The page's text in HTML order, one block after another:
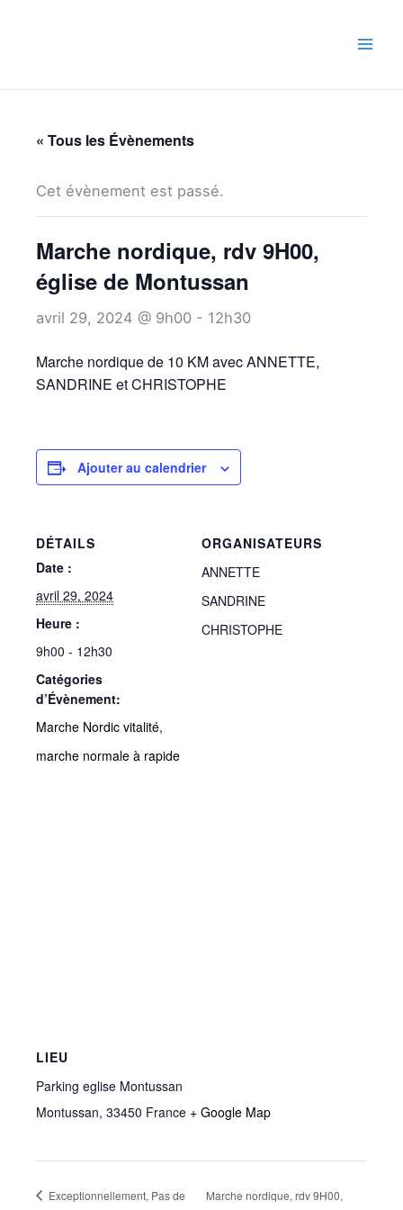
« Tous les Évènements
Cet évènement est passé.
Marche nordique, rdv 9H00,
église de Montussan
avril 29, 2024 @ 9h00 - 12h30
Marche nordique de 10 KM avec ANNETTE,
SANDRINE et CHRISTOPHE
Ajouter au calendrier
DÉTAILS
Date :
avril 29, 2024
Heure :
9h00 - 12h30
Catégories
d’Évènement:
Marche Nordic vitalité,
marche normale à rapide
ORGANISATEURS
ANNETTE
SANDRINE
CHRISTOPHE
LIEU
Parking eglise Montussan
Montussan, 33450 France + Google Map
Exceptionnellement, Pas de Marche nordique, rdv 9H00,